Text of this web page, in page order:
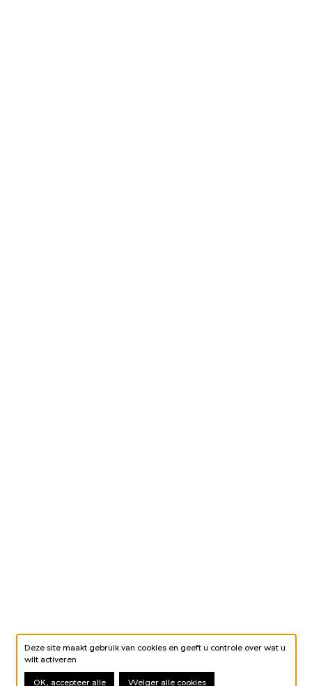
Deze site maakt gebruik van cookies en geeft u controle over wat u
wilt activeren
OK, accepteer alle Weiger alle cookies